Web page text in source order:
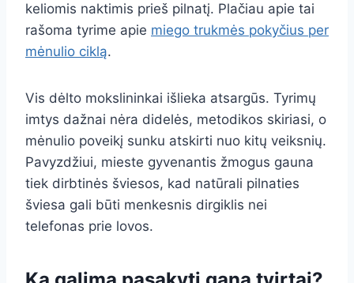
keliomis naktimis prieš pilnatį. Plačiau apie tai
rašoma tyrime apie miego trukmės pokyčius per
mėnulio ciklą.
Vis dėlto mokslininkai išlieka atsargūs. Tyrimų
imtys dažnai nėra didelės, metodikos skiriasi, o
mėnulio poveikį sunku atskirti nuo kitų veiksnių.
Pavyzdžiui, mieste gyvenantis žmogus gauna
tiek dirbtinės šviesos, kad natūrali pilnaties
šviesa gali būti menkesnis dirgiklis nei
telefonas prie lovos.